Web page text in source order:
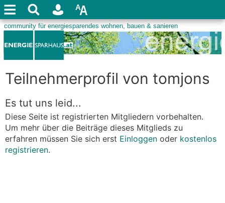
Teilnehmerprofil von tomjons
Es tut uns leid...
Diese Seite ist registrierten Mitgliedern vorbehalten.
Um mehr über die Beiträge dieses Mitglieds zu
erfahren müssen Sie sich erst Einloggen oder kostenlos
registrieren.